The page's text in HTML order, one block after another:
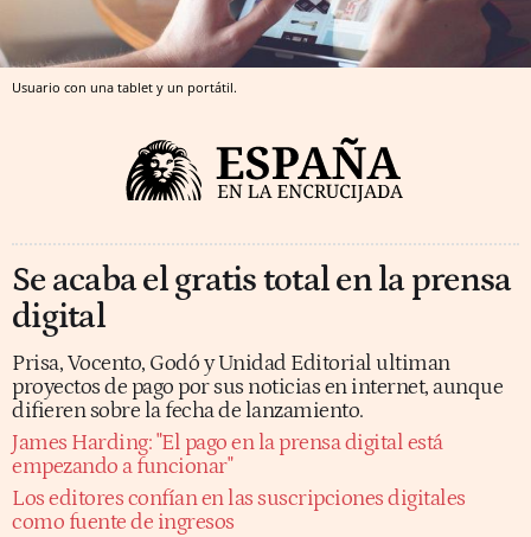
Usuario con una tablet y un portátil.
Se acaba el gratis total en la prensa
digital
Prisa, Vocento, Godó y Unidad Editorial ultiman
proyectos de pago por sus noticias en internet, aunque
difieren sobre la fecha de lanzamiento.
James Harding: "El pago en la prensa digital está
empezando a funcionar"
Los editores confían en las suscripciones digitales
como fuente de ingresos